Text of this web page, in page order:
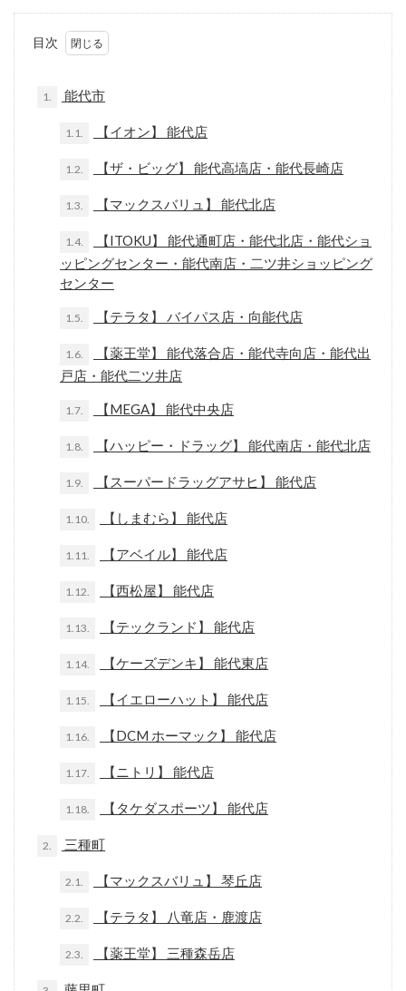
目次
1. 能代市
1.1. 【イオン】 能代店
1.2. 【ザ・ビッグ】 能代高塙店・能代長崎店
1.3. 【マックスバリュ】 能代北店
1.4.
【ITOKU】 能代通町店・能代北店・能代ショ
ッピングセンター・能代南店・二ツ井ショッピング
センター
1.5. 【テラタ】 バイパス店・向能代店
1.6.
【薬王堂】 能代落合店・能代寺向店・能代出
戸店・能代二ツ井店
1.7. 【MEGA】 能代中央店
1.8. 【ハッピー・ドラッグ】 能代南店・能代北店
1.9. 【スーパードラッグアサヒ】 能代店
1.10. 【しまむら】 能代店
1.11. 【アベイル】 能代店
1.12. 【西松屋】 能代店
1.13. 【テックランド】 能代店
1.14. 【ケーズデンキ】 能代東店
1.15. 【イエローハット】 能代店
1.16. 【DCM ホーマック】 能代店
1.17. 【ニトリ】 能代店
1.18. 【タケダスポーツ】 能代店
2. 三種町
2.1. 【マックスバリュ】 琴丘店
2.2. 【テラタ】 八竜店・鹿渡店
2.3. 【薬王堂】 三種森岳店